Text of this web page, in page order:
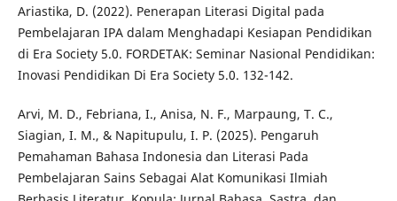
Ariastika, D. (2022). Penerapan Literasi Digital pada
Pembelajaran IPA dalam Menghadapi Kesiapan Pendidikan
di Era Society 5.0. FORDETAK: Seminar Nasional Pendidikan:
Inovasi Pendidikan Di Era Society 5.0. 132-142.
Arvi, M. D., Febriana, I., Anisa, N. F., Marpaung, T. C.,
Siagian, I. M., & Napitupulu, I. P. (2025). Pengaruh
Pemahaman Bahasa Indonesia dan Literasi Pada
Pembelajaran Sains Sebagai Alat Komunikasi Ilmiah